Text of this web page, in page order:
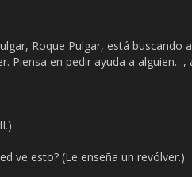
Roque Pulgar, está
Piensa en pedir ayuda a
ve esto? (Le enseña un revólver.)